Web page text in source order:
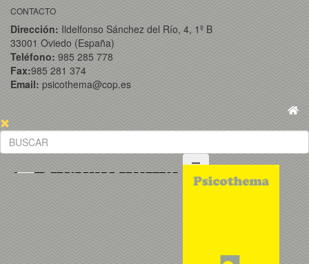
CONTACTO
Dirección: Ildelfonso Sánchez del Río, 4, 1º B
33001 Oviedo (España)
Teléfono: 985 285 778
Fax:985 281 374
Email: psicothema@cop.es